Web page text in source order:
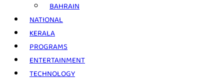
BAHRAIN
NATIONAL
KERALA
PROGRAMS
ENTERTAINMENT
TECHNOLOGY